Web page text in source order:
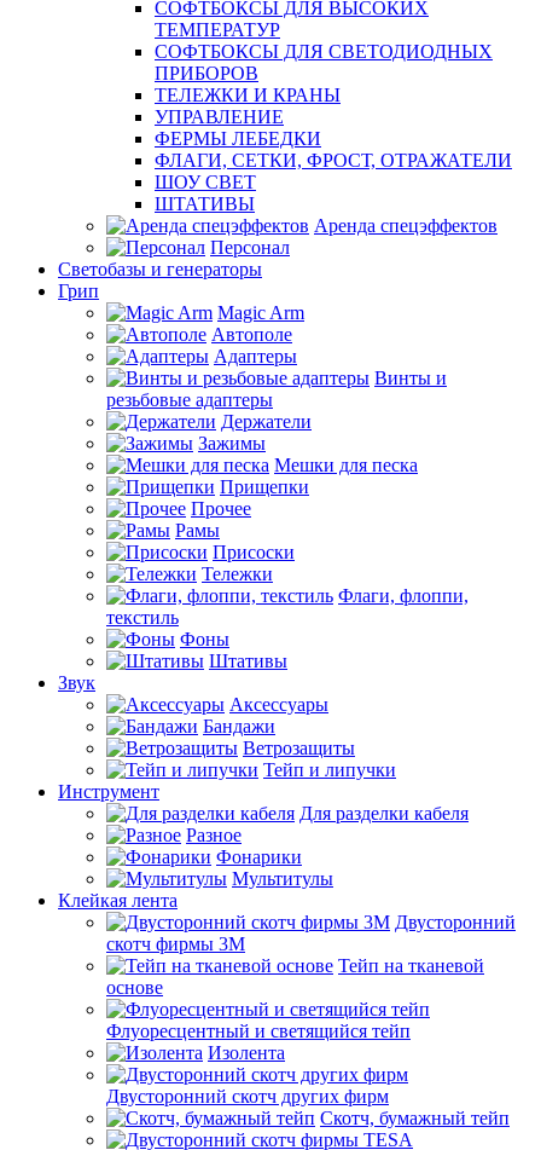
СОФТБОКСЫ ДЛЯ ВЫСОКИХ
ТЕМПЕРАТУР
СОФТБОКСЫ ДЛЯ СВЕТОДИОДНЫХ
ПРИБОРОВ
ТЕЛЕЖКИ И КРАНЫ
УПРАВЛЕНИЕ
ФЕРМЫ ЛЕБЕДКИ
ФЛАГИ, СЕТКИ, ФРОСТ, ОТРАЖАТЕЛИ
ШОУ СВЕТ
ШТАТИВЫ
Аренда спецэффектов
Персонал
Светобазы и генераторы
Грип
Magic Arm
Автополе
Адаптеры
Винты и
резьбовые адаптеры
Держатели
Зажимы
Мешки для песка
Прищепки
Прочее
Рамы
Присоски
Тележки
Флаги, флоппи,
текстиль
Фоны
Штативы
Звук
Аксессуары
Бандажи
Ветрозащиты
Тейп и липучки
Инструмент
Для разделки кабеля
Разное
Фонарики
Мультитулы
Клейкая лента
Двусторонний
скотч фирмы 3M
Тейп на тканевой
основе
Флуоресцентный и светящийся тейп
Изолента
Двусторонний скотч других фирм
Скотч, бумажный тейп